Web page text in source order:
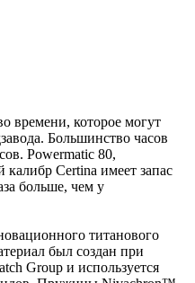
времени, которое могут
Большинство часов
Powermatic 80,
Certina имеет запас
больше, чем у
титанового
был создан при
Group и используется